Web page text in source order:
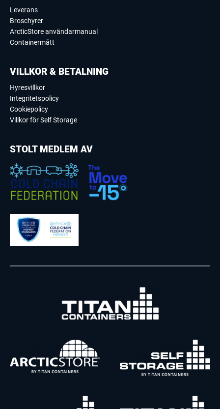
Leverans
Broschyrer
ArcticStore användarmanual
Containermått
VILLKOR & BETALNING
Hyresvillkor
Integritetspolicy
Cookiepolicy
Villkor för Self Storage
STOLT MEDLEM AV